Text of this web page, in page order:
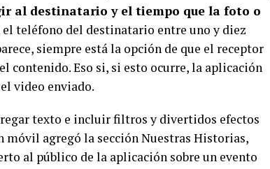
al destinatario y el tiempo que la foto o
el teléfono del destinatario entre uno y diez
siempre está la opción de que el receptor
contenido. Eso si, si esto ocurre, la aplicación
video enviado.
texto e incluir filtros y divertidos efectos
móvil agregó la sección Nuestras Historias,
al público de la aplicación sobre un evento